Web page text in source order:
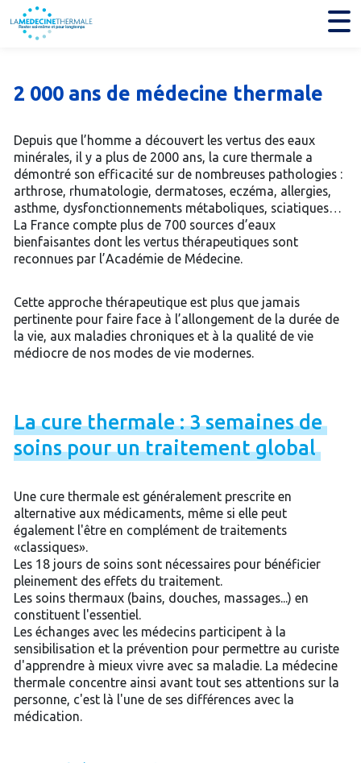
2 000 ans de médecine thermale
Depuis que l’homme a découvert les vertus des eaux
minérales, il y a plus de 2000 ans, la cure thermale a
démontré son efficacité sur de nombreuses pathologies :
arthrose, rhumatologie, dermatoses, eczéma, allergies,
asthme, dysfonctionnements métaboliques, sciatiques…
La France compte plus de 700 sources d’eaux
bienfaisantes dont les vertus thérapeutiques sont
reconnues par l’Académie de Médecine.
Cette approche thérapeutique est plus que jamais
pertinente pour faire face à l’allongement de la durée de
la vie, aux maladies chroniques et à la qualité de vie
médiocre de nos modes de vie modernes.
Lacurethermale:3semainesde
soinspouruntraitementglobal
Une cure thermale est généralement prescrite en
alternative aux médicaments, même si elle peut
également l'être en complément de traitements
«classiques».
Les 18 jours de soins sont nécessaires pour bénéficier
pleinement des effets du traitement.
Les soins thermaux (bains, douches, massages...) en
constituent l'essentiel.
Les échanges avec les médecins participent à la
sensibilisation et la prévention pour permettre au curiste
d'apprendre à mieux vivre avec sa maladie. La médecine
thermale concentre ainsi avant tout ses attentions sur la
personne, c'est là l'une de ses différences avec la
médication.